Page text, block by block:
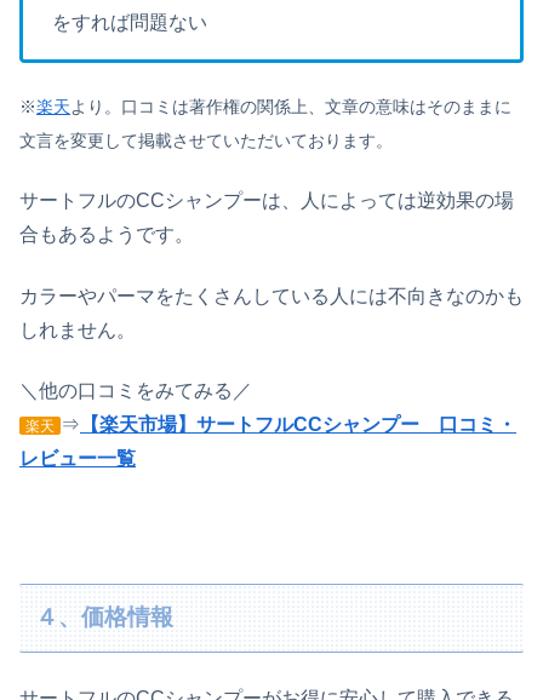
をすれば問題ない
※楽天より。口コミは著作権の関係上、文章の意味はそのままに
文言を変更して掲載させていただいております。
サートフルのCCシャンプーは、人によっては逆効果の場
合もあるようです。
カラーやパーマをたくさんしている人には不向きなのかも
しれません。
＼他の口コミをみてみる／
楽天 ⇒ 【楽天市場】サートフルCCシャンプー 口コミ・
レビュー一覧
４、価格情報